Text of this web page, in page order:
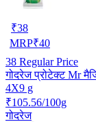
₹38
MRP₹40
38 Regular Price
गोदरेज प्रोटेक्ट Mr
4X9 g
₹105.56/100g
गोदरेज